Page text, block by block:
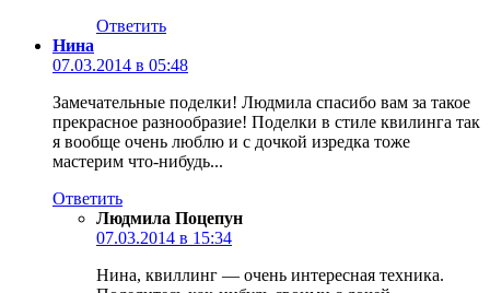
Ответить
Нина
07.03.2014 в 05:48
Замечательные поделки! Людмила спасибо вам за такое
прекрасное разнообразие! Поделки в стиле квилинга так
я вообще очень люблю и с дочкой изредка тоже
мастерим что-нибудь...
Ответить
Людмила Поцепун
07.03.2014 в 15:34
Нина, квиллинг — очень интересная техника.